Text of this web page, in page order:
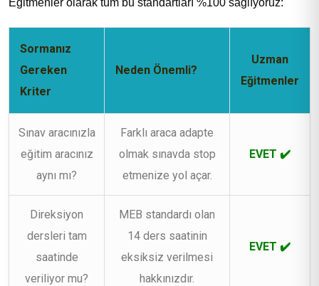
Eğitmenler olarak tüm bu standartları %100 sağlıyoruz:
Sormanız
Gereken
Kriter
Neden Önemli?
Uzman
Eğitmenler
Sınav aracınızla
eğitim aracınız
aynı mı?
Farklı araca adapte
olmak sınavda stop
etmenize yol açar.
EVET ✔️
Direksiyon
dersleri tam
saatinde
veriliyor mu?
MEB standardı olan
14 ders saatinin
eksiksiz verilmesi
hakkınızdır.
EVET ✔️